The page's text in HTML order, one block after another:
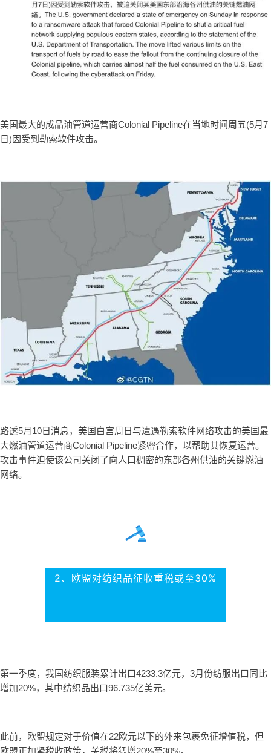
美国最大的成品油管道运营商Colonial Pipeline在当地时间周五(5月7
日)因受到勒索软件攻击。
路透5月10日消息，美国白宫周日与遭遇勒索软件网络攻击的美国最
大燃油管道运营商Colonial Pipeline紧密合作，以帮助其恢复运营。
攻击事件迫使该公司关闭了向人口稠密的东部各州供油的关键燃油
网络。
2、欧盟对纺织品征收重税或至30%
第一季度，我国纺织服装累计出口4233.3亿元，3月份纺服出口同比
增加20%，其中纺织品出口96.735亿美元。
此前，欧盟规定对于价值在22欧元以下的外来包裹免征增值税，但
欧盟正加紧税收政策，关税将猛增20%至30%。